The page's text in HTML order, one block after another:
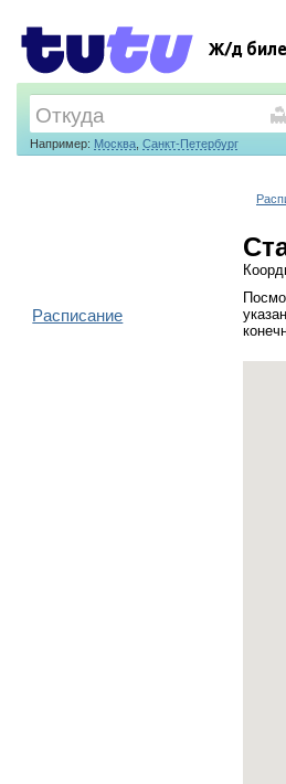
Ж/д
Например: Москва, Санкт-Петербург
Расписание